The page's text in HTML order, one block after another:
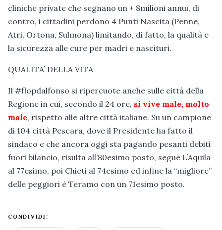
cliniche private che segnano un + 8milioni annui, di
contro, i cittadini perdono 4 Punti Nascita (Penne,
Atri, Ortona, Sulmona) limitando, di fatto, la qualità e
la sicurezza alle cure per madri e nascituri.
QUALITA’ DELLA VITA
Il #flopdalfonso si ripercuote anche sulle città della
Regione in cui, secondo il 24 ore, si vive male, molto
male, rispetto alle altre città italiane. Su un campione
di 104 città Pescara, dove il Presidente ha fatto il
sindaco e che ancora oggi sta pagando pesanti debiti
fuori bilancio, risulta all’80esimo posto, segue L’Aquila
al 77esimo, poi Chieti al 74esimo ed infine la “migliore”
delle peggiori è Teramo con un 71esimo posto.
CONDIVIDI: